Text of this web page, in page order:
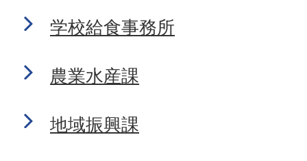
学校給食事務所
農業水産課
地域振興課